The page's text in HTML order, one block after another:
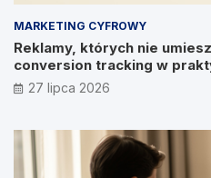
MARKETING CYFROWY
Reklamy, których nie
conversion tracking w
27 lipca 2026